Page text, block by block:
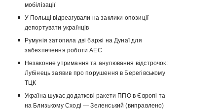
мобілізації
У Польщі відреагували на заклики опозиції
депортувати українців
Румунія затопила дві баржі на Дунаї для
забезпечення роботи АЕС
Незаконне утримання та анулювання відстрочок:
Лубінець заявив про порушення в Берегівському
ТЦК
Україна шукає додаткові ракети ППО в Європі та
на Близькому Сході — Зеленський (виправлено)